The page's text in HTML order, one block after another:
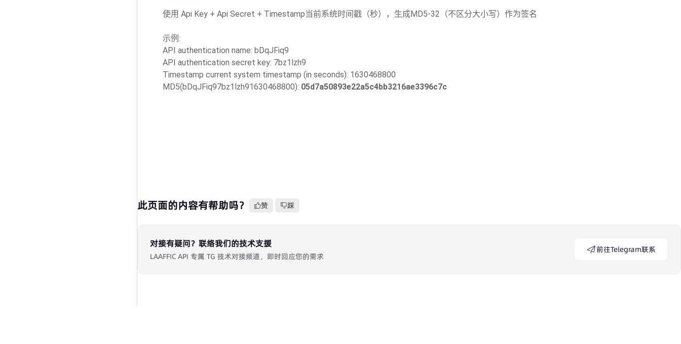
使用 Api Key + Api Secret + Timestamp当前系统时间戳（秒），生成MD5-32（不区分大小写）作为签名
示例:
API authentication name: bDqJFiq9
API authentication secret key: 7bz1lzh9
Timestamp current system timestamp (in seconds): 1630468800
MD5(bDqJFiq97bz1lzh91630468800): 05d7a50893e22a5c4bb3216ae3396c7c
此页面的内容有帮助吗？ 赞 踩
对接有疑问？联络我们的技术支援
LAAFFIC API 专属 TG 技术对接频道，即时回应您的需求
前往Telegram联系